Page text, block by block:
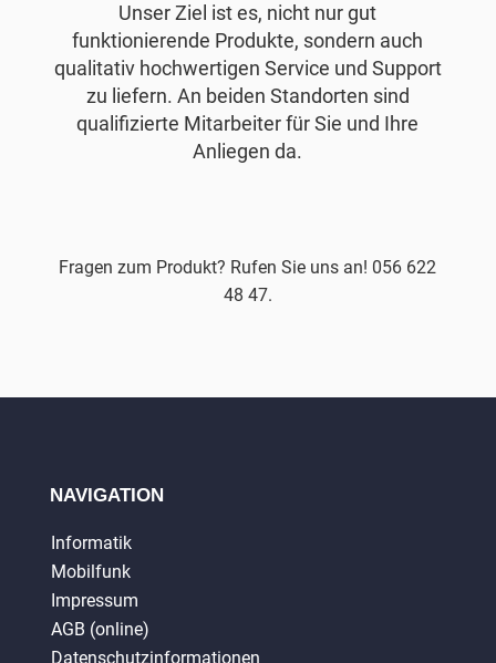
Unser Ziel ist es, nicht nur gut
funktionierende Produkte, sondern auch
qualitativ hochwertigen Service und Support
zu liefern. An beiden Standorten sind
qualifizierte Mitarbeiter für Sie und Ihre
Anliegen da.
Fragen zum Produkt? Rufen Sie uns an! 056 622
48 47.
NAVIGATION
Informatik
Mobilfunk
Impressum
AGB (online)
Datenschutzinformationen